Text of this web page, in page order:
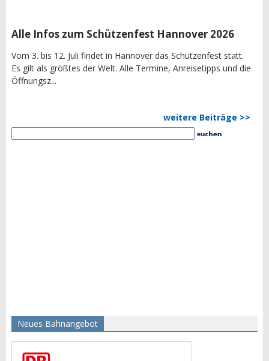
Alle Infos zum Schützenfest Hannover 2026
Vom 3. bis 12. Juli findet in Hannover das Schützenfest statt.
Es gilt als größtes der Welt. Alle Termine, Anreisetipps und die
Öffnungsz...
weitere Beiträge >>
Neues Bahnangebot